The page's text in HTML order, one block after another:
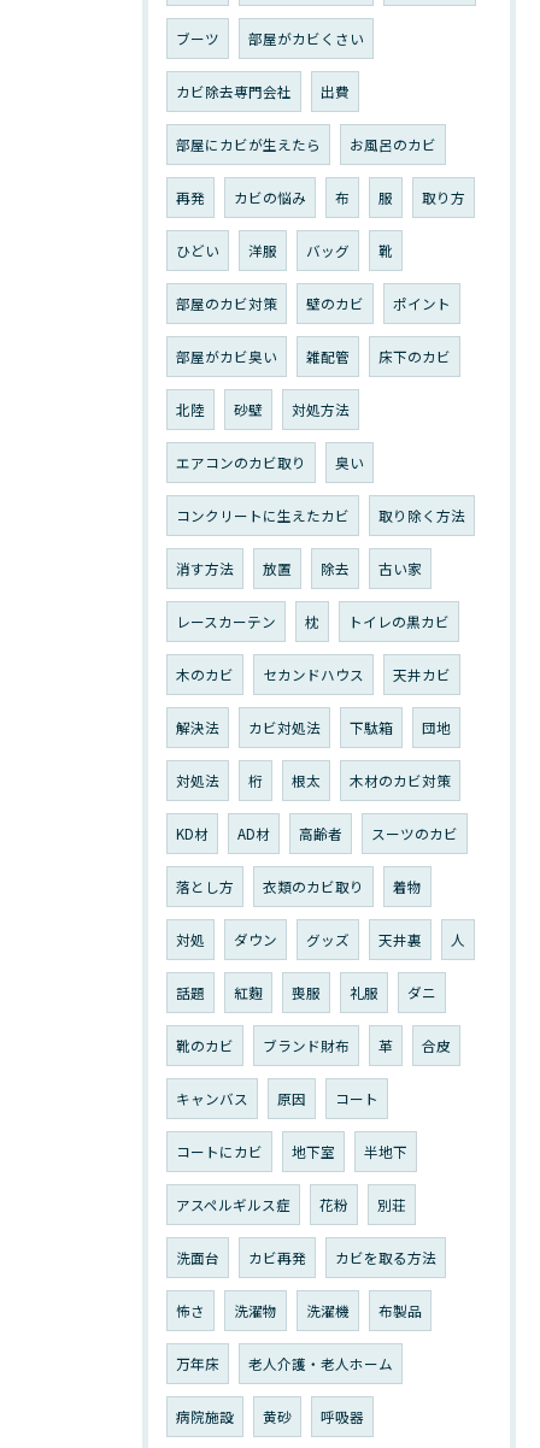
ブーツ 部屋がカビくさい
カビ除去専門会社 出費
部屋にカビが生えたら お風呂のカビ
再発 カビの悩み 布 服 取り方
ひどい 洋服 バッグ 靴
部屋のカビ対策 壁のカビ ポイント
部屋がカビ臭い 雑配管 床下のカビ
北陸 砂壁 対処方法
エアコンのカビ取り 臭い
コンクリートに生えたカビ 取り除く方法
消す方法 放置 除去 古い家
レースカーテン 枕 トイレの黒カビ
木のカビ セカンドハウス 天井カビ
解決法 カビ対処法 下駄箱 団地
対処法 桁 根太 木材のカビ対策
KD材 AD材 高齢者 スーツのカビ
落とし方 衣類のカビ取り 着物
対処 ダウン グッズ 天井裏 人
話題 紅麴 喪服 礼服 ダニ
靴のカビ ブランド財布 革 合皮
キャンバス 原因 コート
コートにカビ 地下室 半地下
アスペルギルス症 花粉 別荘
洗面台 カビ再発 カビを取る方法
怖さ 洗濯物 洗濯機 布製品
万年床 老人介護・老人ホーム
病院施設 黄砂 呼吸器